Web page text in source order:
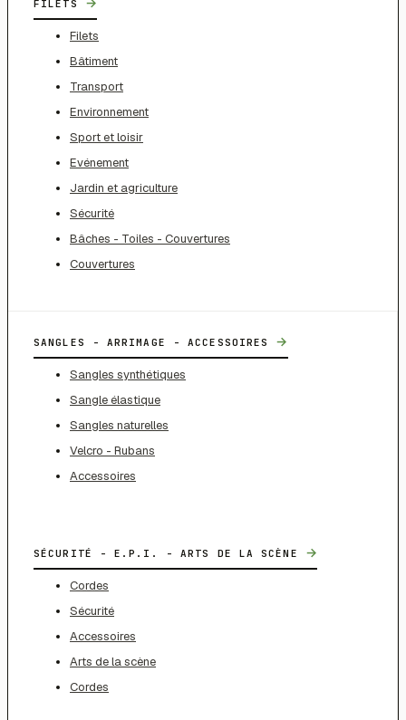
FILETS
Filets
Bâtiment
Transport
Environnement
Sport et loisir
Evénement
Jardin et agriculture
Sécurité
Bâches - Toiles - Couvertures
Couvertures
SANGLES - ARRIMAGE - ACCESSOIRES →
Sangles synthétiques
Sangle élastique
Sangles naturelles
Velcro - Rubans
Accessoires
SÉCURITÉ - E.P.I. - ARTS DE LA SCÈNE →
Cordes
Sécurité
Accessoires
Arts de la scène
Cordes